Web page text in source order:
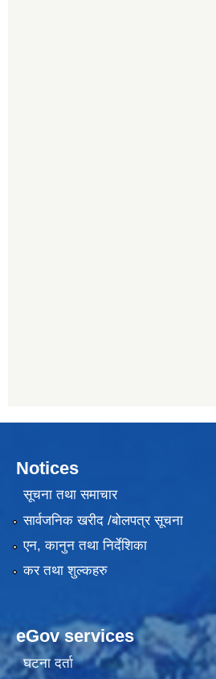
Notices
सूचना तथा समाचार
सार्वजनिक खरीद /बोलपत्र सूचना
एन, कानुन तथा निर्देशिका
कर तथा शुल्कहरु
eGov services
घटना दर्ता